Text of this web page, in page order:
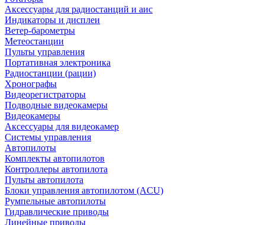
Аксессуары для радиостанций и аис
Индикаторы и дисплеи
Ветер-барометры
Метеостанции
Пульты управления
Портативная электроника
Радиостанции (рации)
Хронографы
Видеорегистраторы
Подводные видеокамеры
Видеокамеры
Аксессуары для видеокамер
Системы управления
Автопилоты
Комплекты автопилотов
Контроллеры автопилота
Пульты автопилота
Блоки управления автопилотом (ACU)
Румпельные автопилоты
Гидравлические приводы
Линейные приводы